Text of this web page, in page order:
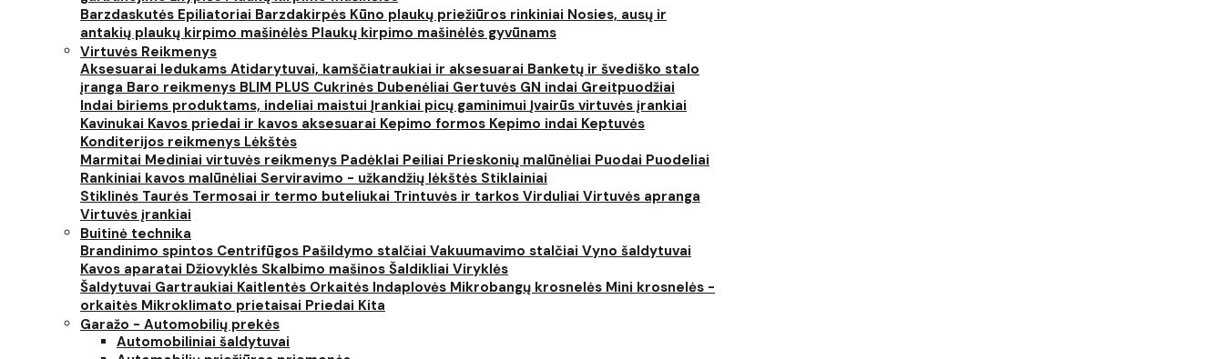
Barzdaskutės Epiliatoriai Barzdakirpės Kūno plaukų priežiūros rinkiniai Nosies, ausų ir
antakių plaukų kirpimo mašinėlės Plaukų kirpimo mašinėlės gyvūnams
Virtuvės Reikmenys
Aksesuarai ledukams Atidarytuvai, kamščiatraukiai ir aksesuarai Banketų ir švediško stalo
įranga Baro reikmenys BLIM PLUS Cukrinės Dubenėliai Gertuvės GN indai Greitpuodžiai
Indai biriems produktams, indeliai maistui Įrankiai picų gaminimui Įvairūs virtuvės įrankiai
Kavinukai Kavos priedai ir kavos aksesuarai Kepimo formos Kepimo indai Keptuvės
Konditerijos reikmenys Lėkštės
Marmitai Mediniai virtuvės reikmenys Padėklai Peiliai Prieskonių malūnėliai Puodai Puodeliai
Rankiniai kavos malūnėliai Serviravimo - užkandžių lėkštės Stiklainiai
Stiklinės Taurės Termosai ir termo buteliukai Trintuvės ir tarkos Virduliai Virtuvės apranga
Virtuvės įrankiai
Buitinė technika
Brandinimo spintos Centrifūgos Pašildymo stalčiai Vakuumavimo stalčiai Vyno šaldytuvai
Kavos aparatai Džiovyklės Skalbimo mašinos Šaldikliai Viryklės
Šaldytuvai Gartraukiai Kaitlentės Orkaitės Indaplovės Mikrobangų krosnelės Mini krosnelės -
orkaitės Mikroklimato prietaisai Priedai Kita
Garažo - Automobilių prekės
Automobiliniai šaldytuvai